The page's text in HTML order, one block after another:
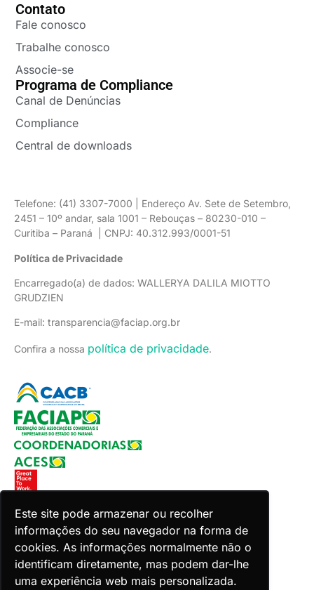
Este site pode armazenar ou recolher
informações do seu navegador na forma de
cookies. As informações normalmente não o
identificam diretamente, mas podem dar-lhe
uma experiência web mais personalizada.
Contato
Fale conosco
Trabalhe conosco
Associe-se
Programa de Compliance
Canal de Denúncias
Compliance
Central de downloads
Telefone: (41) 3307-7000 | Endereço Av. Sete de Setembro,
2451 – 10º andar, sala 1001 – Rebouças – 80230-010 –
Curitiba – Paraná | CNPJ: 40.312.993/0001-51
Política de Privacidade
Encarregado(a) de dados: WALLERYA DALILA MIOTTO
GRUDZIEN
E-mail: transparencia@faciap.org.br
Confira a nossa política de privacidade.
Copyright 2026 Faciap. Todos os direitos reservados.
Desenvolvido por Zion ACES.